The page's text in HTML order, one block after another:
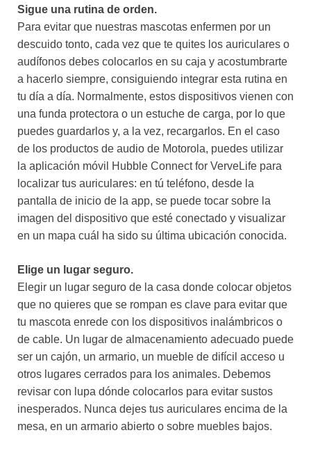
Sigue una rutina de orden.
Para evitar que nuestras mascotas enfermen por un
descuido tonto, cada vez que te quites los auriculares o
audífonos debes colocarlos en su caja y acostumbrarte
a hacerlo siempre, consiguiendo integrar esta rutina en
tu día a día. Normalmente, estos dispositivos vienen con
una funda protectora o un estuche de carga, por lo que
puedes guardarlos y, a la vez, recargarlos. En el caso
de los productos de audio de Motorola, puedes utilizar
la aplicación móvil Hubble Connect for VerveLife para
localizar tus auriculares: en tú teléfono, desde la
pantalla de inicio de la app, se puede tocar sobre la
imagen del dispositivo que esté conectado y visualizar
en un mapa cuál ha sido su última ubicación conocida.
Elige un lugar seguro.
Elegir un lugar seguro de la casa donde colocar objetos
que no quieres que se rompan es clave para evitar que
tu mascota enrede con los dispositivos inalámbricos o
de cable. Un lugar de almacenamiento adecuado puede
ser un cajón, un armario, un mueble de difícil acceso u
otros lugares cerrados para los animales. Debemos
revisar con lupa dónde colocarlos para evitar sustos
inesperados. Nunca dejes tus auriculares encima de la
mesa, en un armario abierto o sobre muebles bajos.